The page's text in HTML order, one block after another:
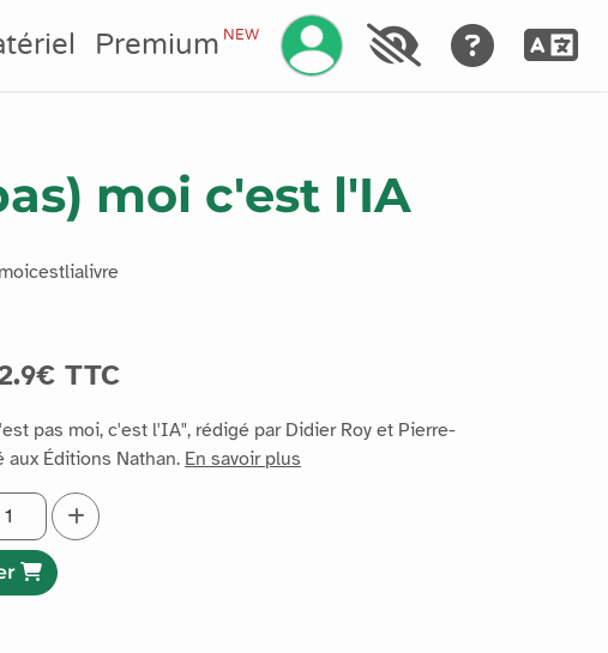
PremiumNEW Gérez votre compte
moi c'est l'IA
TTC
pas moi, c'est l'IA", rédigé par Didier Roy et Pierre-
aux Éditions Nathan. En savoir plus